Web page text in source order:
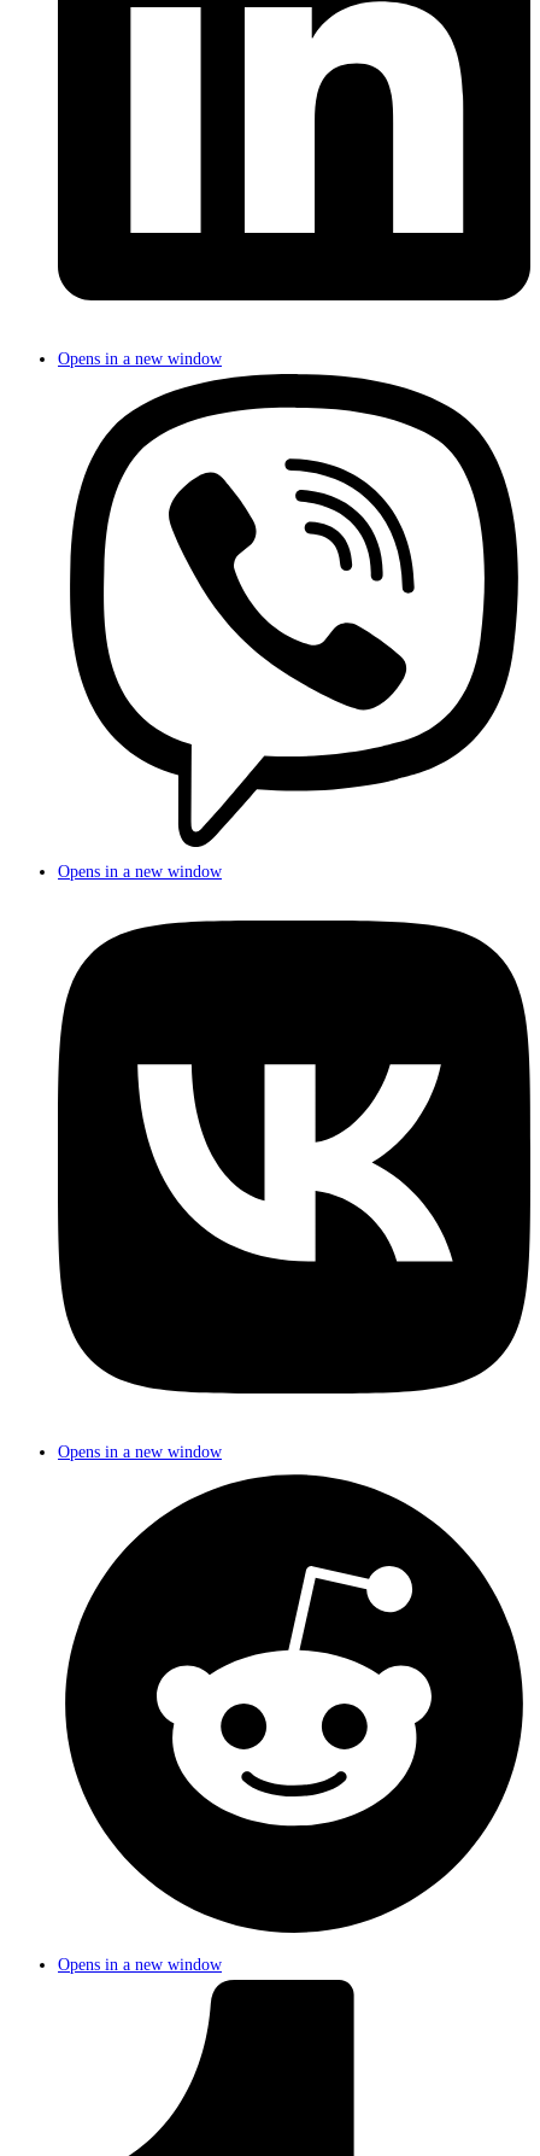
Opens in a new window
Opens in a new window
Opens in a new window
Opens in a new window